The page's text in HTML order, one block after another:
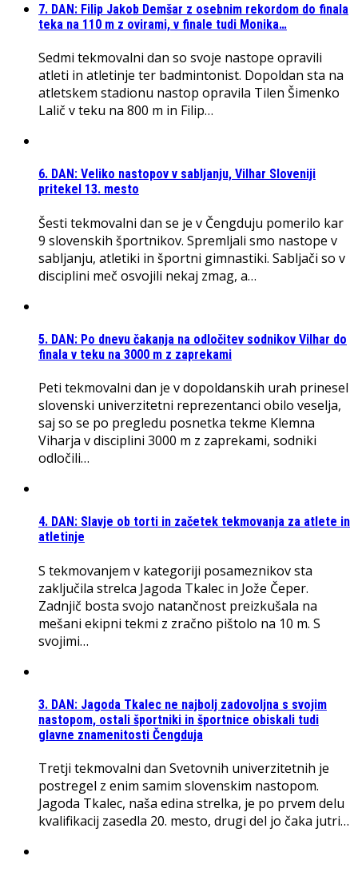
7. DAN: Filip Jakob Demšar z osebnim rekordom do finala
teka na 110 m z ovirami, v finale tudi Monika…
Sedmi tekmovalni dan so svoje nastope opravili
atleti in atletinje ter badmintonist. Dopoldan sta na
atletskem stadionu nastop opravila Tilen Šimenko
Lalič v teku na 800 m in Filip…
6. DAN: Veliko nastopov v sabljanju, Vilhar Sloveniji
pritekel 13. mesto
Šesti tekmovalni dan se je v Čengduju pomerilo kar
9 slovenskih športnikov. Spremljali smo nastope v
sabljanju, atletiki in športni gimnastiki. Sabljači so v
disciplini meč osvojili nekaj zmag, a…
5. DAN: Po dnevu čakanja na odločitev sodnikov Vilhar do
finala v teku na 3000 m z zaprekami
Peti tekmovalni dan je v dopoldanskih urah prinesel
slovenski univerzitetni reprezentanci obilo veselja,
saj so se po pregledu posnetka tekme Klemna
Viharja v disciplini 3000 m z zaprekami, sodniki
odločili…
4. DAN: Slavje ob torti in začetek tekmovanja za atlete in
atletinje
S tekmovanjem v kategoriji posameznikov sta
zaključila strelca Jagoda Tkalec in Jože Čeper.
Zadnjič bosta svojo natančnost preizkušala na
mešani ekipni tekmi z zračno pištolo na 10 m. S
svojimi…
3. DAN: Jagoda Tkalec ne najbolj zadovoljna s svojim
nastopom, ostali športniki in športnice obiskali tudi
glavne znamenitosti Čengduja
Tretji tekmovalni dan Svetovnih univerzitetnih je
postregel z enim samim slovenskim nastopom.
Jagoda Tkalec, naša edina strelka, je po prvem delu
kvalifikacij zasedla 20. mesto, drugi del jo čaka jutri…